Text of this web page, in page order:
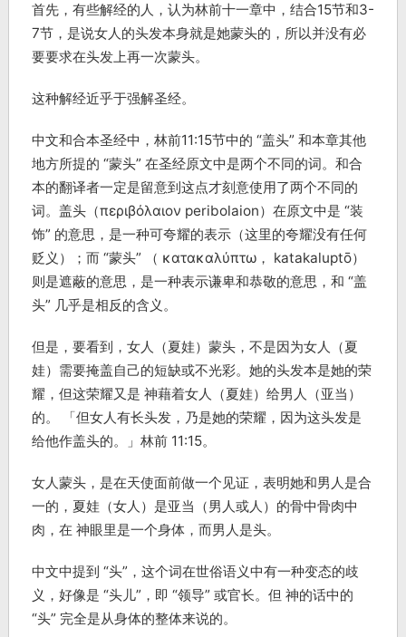
首先，有些解经的人，认为林前十一章中，结合15节和3-
7节，是说女人的头发本身就是她蒙头的，所以并没有必
要要求在头发上再一次蒙头。
这种解经近乎于强解圣经。
中文和合本圣经中，林前11:15节中的 “盖头” 和本章其他
地方所提的 “蒙头” 在圣经原文中是两个不同的词。和合
本的翻译者一定是留意到这点才刻意使用了两个不同的
词。盖头（περιβόλαιον peribolaion）在原文中是 “装
饰” 的意思，是一种可夸耀的表示（这里的夸耀没有任何
贬义）；而 “蒙头” （ κατακαλύπτω， katakaluptō）
则是遮蔽的意思，是一种表示谦卑和恭敬的意思，和 “盖
头” 几乎是相反的含义。
但是，要看到，女人（夏娃）蒙头，不是因为女人（夏
娃）需要掩盖自己的短缺或不光彩。她的头发本是她的荣
耀，但这荣耀又是 神藉着女人（夏娃）给男人（亚当）
的。 「但女人有长头发，乃是她的荣耀，因为这头发是
给他作盖头的。」林前 11:15。
女人蒙头，是在天使面前做一个见证，表明她和男人是合
一的，夏娃（女人）是亚当（男人或人）的骨中骨肉中
肉，在 神眼里是一个身体，而男人是头。
中文中提到 “头”，这个词在世俗语义中有一种变态的歧
义，好像是 “头儿”，即 “领导” 或官长。但 神的话中的
“头” 完全是从身体的整体来说的。